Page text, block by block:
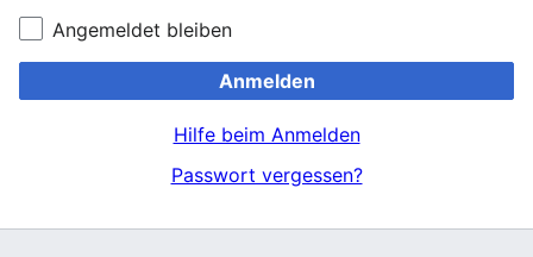
Angemeldet bleiben
Anmelden
Hilfe beim Anmelden
Passwort vergessen?